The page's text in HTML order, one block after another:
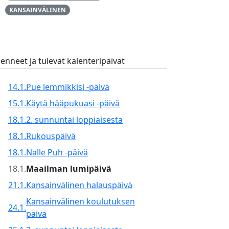
KANSAINVÄLINEN
ja tulevat kalenteripäivät
14.1.Pue lemmikkisi -päivä
15.1.Käytä hääpukuasi -päivä
18.1.2. sunnuntai loppiaisesta
18.1.Rukouspäivä
18.1.Nalle Puh -päivä
18.1.Maailman lumipäivä
21.1.Kansainvälinen halauspäivä
24.1.
Kansainvälinen koulutuksen
päivä